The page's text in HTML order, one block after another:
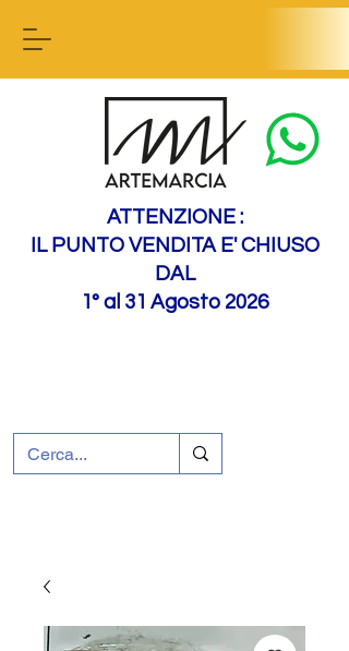
ATTENZIONE :
IL PUNTO VENDITA E' CHIUSO
DAL
1° al 31 Agosto 2026